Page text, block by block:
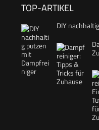
TOP-ARTIKEL
DIY